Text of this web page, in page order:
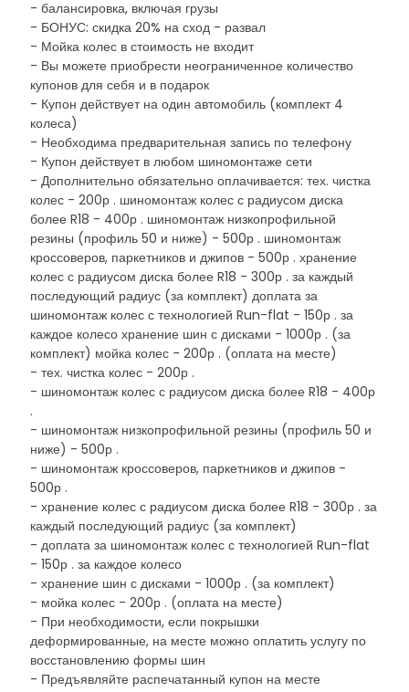
- балансировка, включая грузы
- БОНУС: скидка 20% на сход - развал
- Мойка колес в стоимость не входит
- Вы можете приобрести неограниченное количество
купонов для себя и в подарок
- Купон действует на один автомобиль (комплект 4
колеса)
- Необходима предварительная запись по телефону
- Купон действует в любом шиномонтаже сети
- Дополнительно обязательно оплачивается: тех. чистка
колес - 200р . шиномонтаж колес с радиусом диска
более R18 - 400р . шиномонтаж низкопрофильной
резины (профиль 50 и ниже) - 500р . шиномонтаж
кроссоверов, паркетников и джипов - 500р . хранение
колес с радиусом диска более R18 - 300р . за каждый
последующий радиус (за комплект) доплата за
шиномонтаж колес с технологией Run-flat - 150р . за
каждое колесо хранение шин с дисками - 1000р . (за
комплект) мойка колес - 200р . (оплата на месте)
- тех. чистка колес - 200р .
- шиномонтаж колес с радиусом диска более R18 - 400р
.
- шиномонтаж низкопрофильной резины (профиль 50 и
ниже) - 500р .
- шиномонтаж кроссоверов, паркетников и джипов -
500р .
- хранение колес с радиусом диска более R18 - 300р . за
каждый последующий радиус (за комплект)
- доплата за шиномонтаж колес с технологией Run-flat
- 150р . за каждое колесо
- хранение шин с дисками - 1000р . (за комплект)
- мойка колес - 200р . (оплата на месте)
- При необходимости, если покрышки
деформированные, на месте можно оплатить услугу по
восстановлению формы шин
- Предъявляйте распечатанный купон на месте